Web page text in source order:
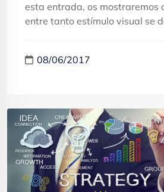
esta entrada, os mostraremos
entre tanto estímulo visual se
08/06/2017